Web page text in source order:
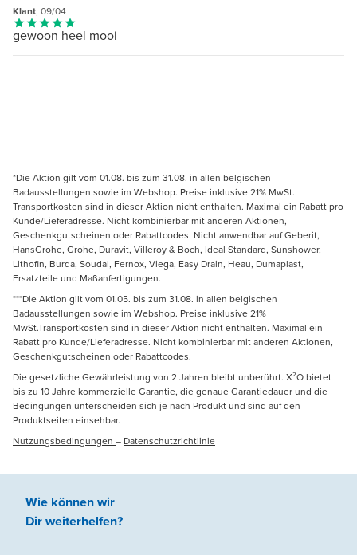
Klant, 09/04
gewoon heel mooi
*Die Aktion gilt vom 01.08. bis zum 31.08. in allen belgischen
Badausstellungen sowie im Webshop. Preise inklusive 21% MwSt.
Transportkosten sind in dieser Aktion nicht enthalten. Maximal ein Rabatt pro
Kunde/Lieferadresse. Nicht kombinierbar mit anderen Aktionen,
Geschenkgutscheinen oder Rabattcodes. Nicht anwendbar auf Geberit,
HansGrohe, Grohe, Duravit, Villeroy & Boch, Ideal Standard, Sunshower,
Lithofin, Burda, Soudal, Fernox, Viega, Easy Drain, Heau, Dumaplast,
Ersatzteile und Maßanfertigungen.
***Die Aktion gilt vom 01.05. bis zum 31.08. in allen belgischen
Badausstellungen sowie im Webshop. Preise inklusive 21%
MwSt.Transportkosten sind in dieser Aktion nicht enthalten. Maximal ein
Rabatt pro Kunde/Lieferadresse. Nicht kombinierbar mit anderen Aktionen,
Geschenkgutscheinen oder Rabattcodes.
Die gesetzliche Gewährleistung von 2 Jahren bleibt unberührt. X²O bietet
bis zu 10 Jahre kommerzielle Garantie, die genaue Garantiedauer und die
Bedingungen unterscheiden sich je nach Produkt und sind auf den
Produktseiten einsehbar.
Nutzungsbedingungen – Datenschutzrichtlinie
Wie können wir
Dir weiterhelfen?